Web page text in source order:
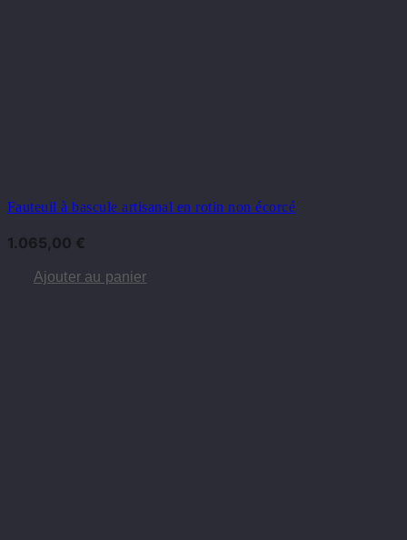
Fauteuil à bascule artisanal en rotin non écorcé
1.065,00 €
Ajouter au panier